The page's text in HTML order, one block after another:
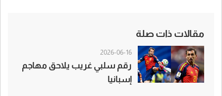
مقالات ذات صلة
2026-06-16
رقم سلبي غريب يلاحق مهاجم
إسبانيا